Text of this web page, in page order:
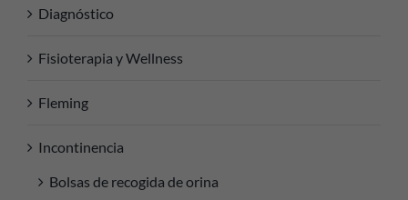
Diagnóstico
Fisioterapia y Wellness
Fleming
Incontinencia
Bolsas de recogida de orina